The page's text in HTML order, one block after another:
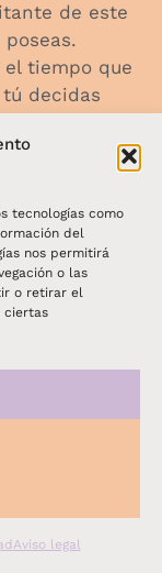
tecnologías como
del
nos permitirá
o las
o retirar el
ciertas
Aviso legal
de este
tiempo que
decidas
los
se
en